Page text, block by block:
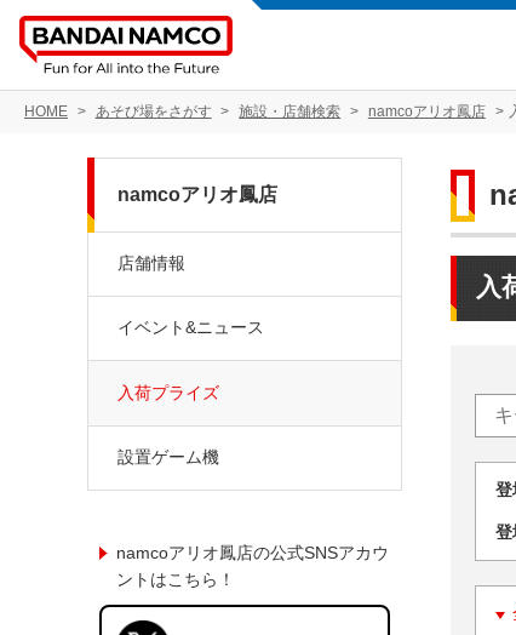
HOME あそび場をさがす 施設・店舗検索 namcoアリオ鳳店
入
namcoアリオ鳳店
店舗情報
イベント&ニュース
入荷プライズ
設置ゲーム機
namcoアリオ鳳店の公式SNSアカウ
ントはこちら！